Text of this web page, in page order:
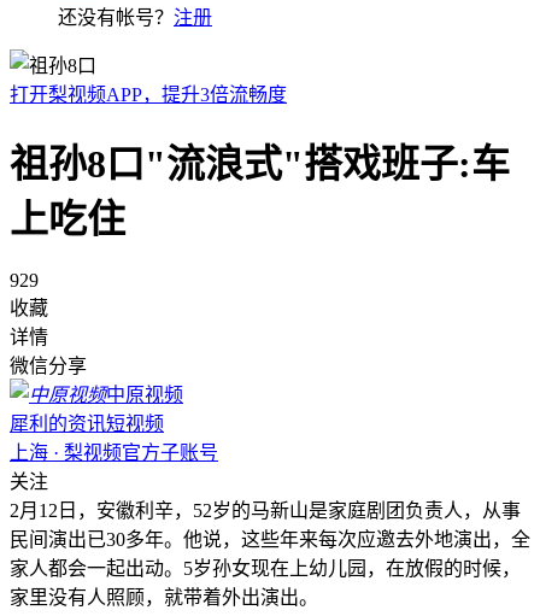
还没有帐号？ 注册
打开梨视频APP，提升3倍流畅度
祖孙8口"流浪式"搭戏班子:车
上吃住
929
收藏
详情
微信分享
中原视频
犀利的资讯短视频
上海 · 梨视频官方子账号
关注
2月12日，安徽利辛，52岁的马新山是家庭剧团负责人，从事
民间演出已30多年。他说，这些年来每次应邀去外地演出，全
家人都会一起出动。5岁孙女现在上幼儿园，在放假的时候，
家里没有人照顾，就带着外出演出。